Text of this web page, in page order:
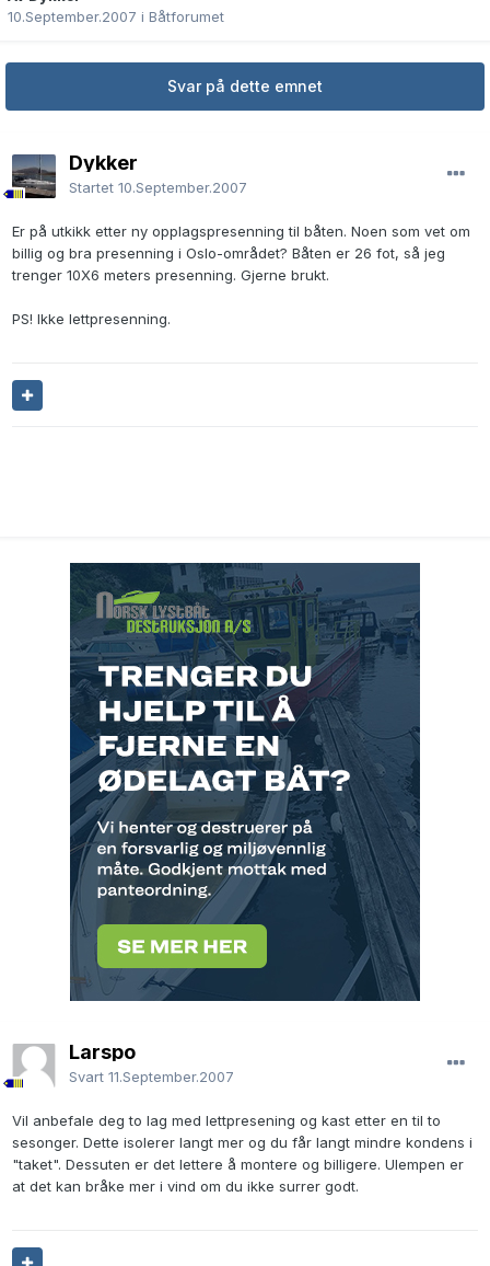
10.September.2007 i Båtforumet
Svar på dette emnet
Dykker
Startet 10.September.2007
Er på utkikk etter ny opplagspresenning til båten. Noen som vet om
billig og bra presenning i Oslo-området? Båten er 26 fot, så jeg
trenger 10X6 meters presenning. Gjerne brukt.
PS! Ikke lettpresenning.
Larspo
Svart 11.September.2007
Vil anbefale deg to lag med lettpresening og kast etter en til to
sesonger. Dette isolerer langt mer og du får langt mindre kondens i
"taket". Dessuten er det lettere å montere og billigere. Ulempen er
at det kan bråke mer i vind om du ikke surrer godt.